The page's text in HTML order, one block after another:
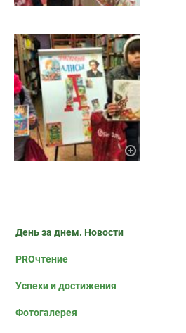
День за днем. Новости
PROчтение
Успехи и достижения
Фотогалерея